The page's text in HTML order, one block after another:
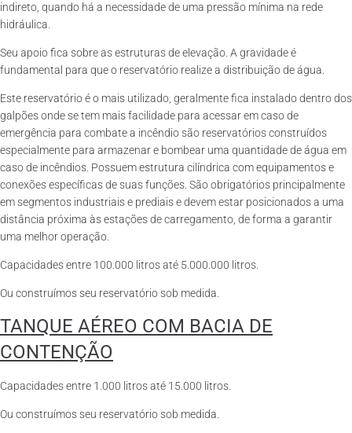
indireto, quando há a necessidade de uma pressão mínima na rede
hidráulica.
Seu apoio fica sobre as estruturas de elevação. A gravidade é
fundamental para que o reservatório realize a distribuição de água.
Este reservatório é o mais utilizado, geralmente fica instalado dentro dos
galpões onde se tem mais facilidade para acessar em caso de
emergência para combate a incêndio são reservatórios construídos
especialmente para armazenar e bombear uma quantidade de água em
caso de incêndios. Possuem estrutura cilíndrica com equipamentos e
conexões específicas de suas funções. São obrigatórios principalmente
em segmentos industriais e prediais e devem estar posicionados a uma
distância próxima às estações de carregamento, de forma a garantir
uma melhor operação.
Capacidades entre 100.000 litros até 5.000.000 litros.
Ou construímos seu reservatório sob medida.
TANQUE AÉREO COM BACIA DE
CONTENÇÃO
Capacidades entre 1.000 litros até 15.000 litros.
Ou construímos seu reservatório sob medida.